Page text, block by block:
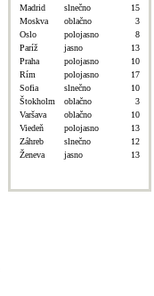
Madrid
slnečno
15
Moskva
oblačno
3
Oslo
polojasno
8
Paríž
jasno
13
Praha
polojasno
10
Rím
polojasno
17
Sofia
slnečno
10
Štokholm
oblačno
3
Varšava
oblačno
10
Viedeň
polojasno
13
Záhreb
slnečno
12
Ženeva
jasno 13